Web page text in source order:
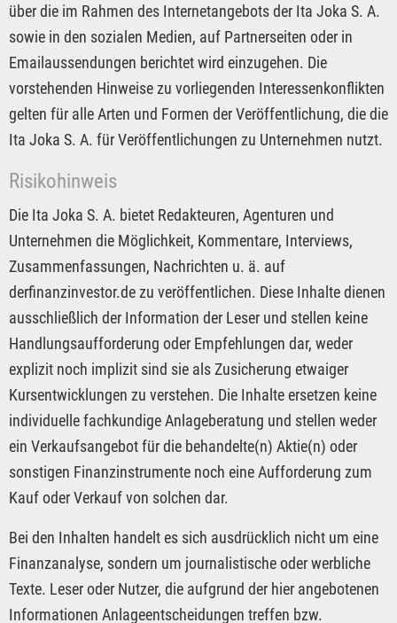
über die im Rahmen des Internetangebots der Ita Joka S. A.
sowie in den sozialen Medien, auf Partnerseiten oder in
Emailaussendungen berichtet wird einzugehen. Die
vorstehenden Hinweise zu vorliegenden Interessenkonflikten
gelten für alle Arten und Formen der Veröffentlichung, die die
Ita Joka S. A. für Veröffentlichungen zu Unternehmen nutzt.
Risikohinweis
Die Ita Joka S. A. bietet Redakteuren, Agenturen und
Unternehmen die Möglichkeit, Kommentare, Interviews,
Zusammenfassungen, Nachrichten u. ä. auf
derfinanzinvestor.de zu veröffentlichen. Diese Inhalte dienen
ausschließlich der Information der Leser und stellen keine
Handlungsaufforderung oder Empfehlungen dar, weder
explizit noch implizit sind sie als Zusicherung etwaiger
Kursentwicklungen zu verstehen. Die Inhalte ersetzen keine
individuelle fachkundige Anlageberatung und stellen weder
ein Verkaufsangebot für die behandelte(n) Aktie(n) oder
sonstigen Finanzinstrumente noch eine Aufforderung zum
Kauf oder Verkauf von solchen dar.
Bei den Inhalten handelt es sich ausdrücklich nicht um eine
Finanzanalyse, sondern um journalistische oder werbliche
Texte. Leser oder Nutzer, die aufgrund der hier angebotenen
Informationen Anlageentscheidungen treffen bzw.